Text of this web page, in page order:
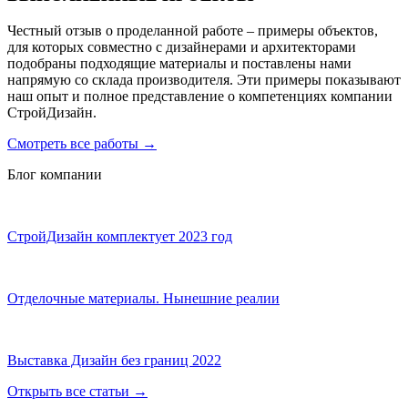
Честный отзыв о проделанной работе – примеры объектов,
для которых совместно с дизайнерами и архитекторами
подобраны подходящие материалы и поставлены нами
напрямую со склада производителя. Эти примеры показывают
наш опыт и полное представление о компетенциях компании
СтройДизайн.
Смотреть все работы →
Блог компании
СтройДизайн комплектует 2023 год
Отделочные материалы. Нынешние реалии
Выставка Дизайн без границ 2022
Открыть все статьи →